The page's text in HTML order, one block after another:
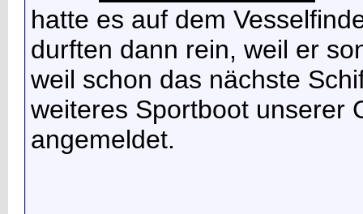
hatte es auf dem
durften dann rein, weil er
weil schon das nächste
weiteres Sportboot unserer
angemeldet.